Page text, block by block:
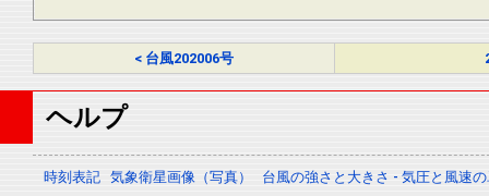
< 台風202006号
ヘルプ
時刻表記 気象衛星画像（写真） 台風の強さと大きさ - 気圧と風速